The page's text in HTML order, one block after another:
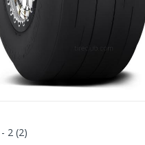
2 (2)